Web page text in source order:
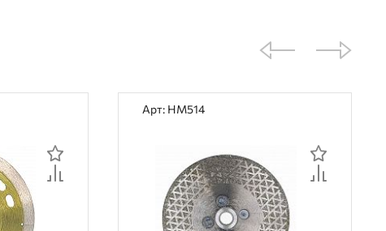
Арт: HM514